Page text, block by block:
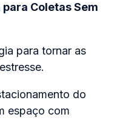
Coletas Sem
para tornar as
do
espaço com